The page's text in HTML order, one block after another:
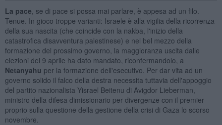
La pace , se di pace si possa mai parlare, è appesa ad un filo.
Tenue. In gioco troppe varianti: Israele è alla vigilia della ricorrenza
della sua nascita (che coincide con la nakba, l'inizio della
catastrofica disavventura palestinese) e nel bel mezzo della
formazione del prossimo governo, la maggioranza uscita dalle
elezioni del 9 aprile ha dato mandato, riconfermandolo, a
Netanyahu per la formazione dell'esecutivo. Per dar vita ad un
governo solido il falco della destra necessita tuttavia dell'appoggio
del partito nazionalista Yisrael Beitenu di Avigdor Lieberman,
ministro della difesa dimissionario per divergenze con il premier
proprio sulla questione della gestione della crisi di Gaza lo scorso
novembre.